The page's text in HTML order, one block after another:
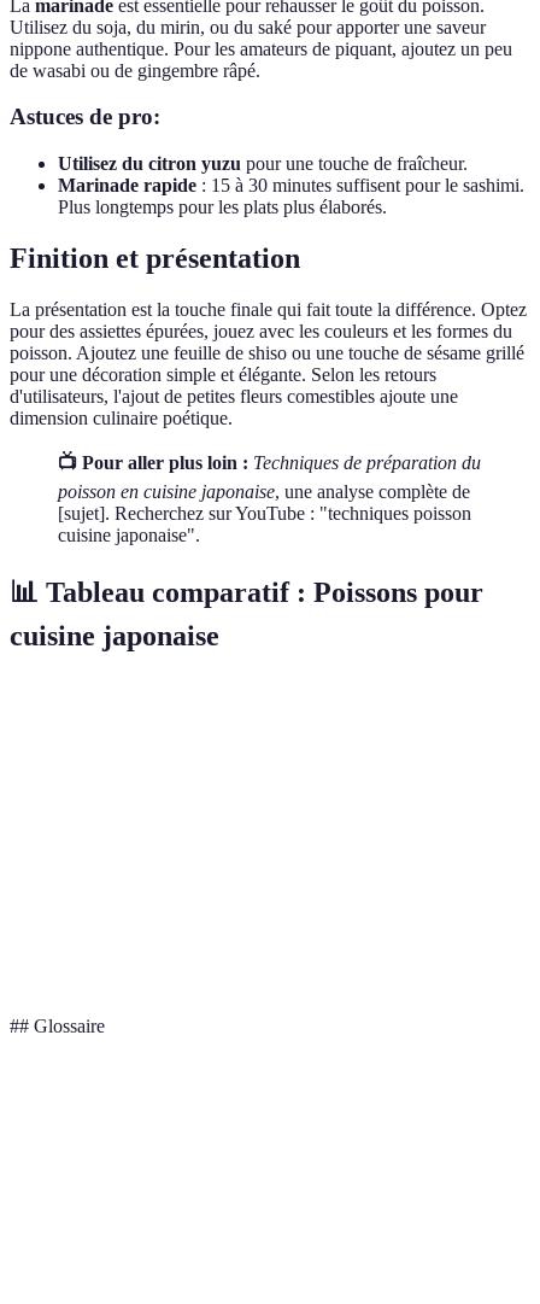
La marinade est essentielle pour rehausser le goût du poisson.
Utilisez du soja, du mirin, ou du saké pour apporter une saveur
nippone authentique. Pour les amateurs de piquant, ajoutez un peu
de wasabi ou de gingembre râpé.
Astuces de pro:
Utilisez du citron yuzu pour une touche de fraîcheur.
Marinade rapide : 15 à 30 minutes suffisent pour le sashimi.
Plus longtemps pour les plats plus élaborés.
Finition et présentation
La présentation est la touche finale qui fait toute la différence. Optez
pour des assiettes épurées, jouez avec les couleurs et les formes du
poisson. Ajoutez une feuille de shiso ou une touche de sésame grillé
pour une décoration simple et élégante. Selon les retours
d'utilisateurs, l'ajout de petites fleurs comestibles ajoute une
dimension culinaire poétique.
📺 Pour aller plus loin : Techniques de préparation du
poisson en cuisine japonaise, une analyse complète de
[sujet]. Recherchez sur YouTube : "techniques poisson
cuisine japonaise".
📊 Tableau comparatif : Poissons pour
cuisine japonaise
## Glossaire